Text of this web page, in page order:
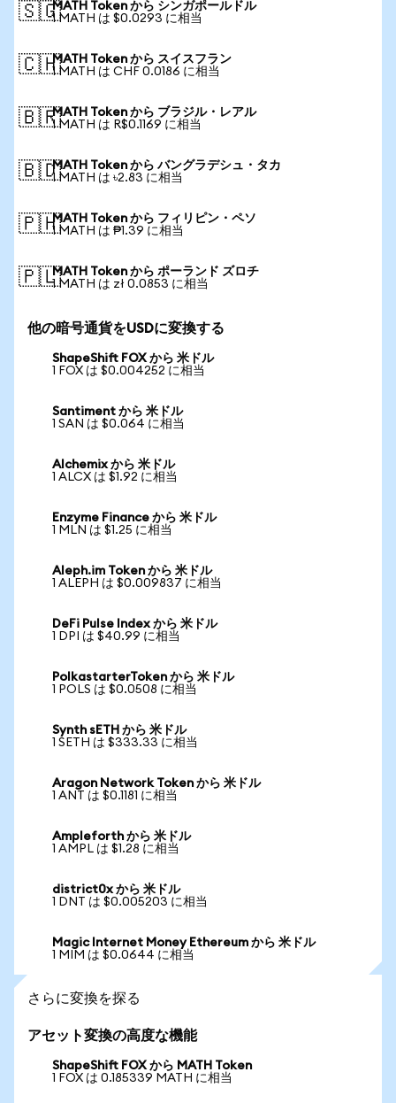
🇸🇬MATH Token から シンガポールドル
1 MATH は $0.0293 に相当
🇨🇭MATH Token から スイスフラン
1 MATH は CHF 0.0186 に相当
🇧🇷MATH Token から ブラジル・レアル
1 MATH は R$0.1169 に相当
🇧🇩MATH Token から バングラデシュ・タカ
1 MATH は ৳2.83 に相当
🇵🇭MATH Token から フィリピン・ペソ
1 MATH は ₱1.39 に相当
🇵🇱MATH Token から ポーランド ズロチ
1 MATH は zł 0.0853 に相当
他の暗号通貨をUSDに変換する
ShapeShift FOX から 米ドル
1 FOX は $0.004252 に相当
Santiment から 米ドル
1 SAN は $0.064 に相当
Alchemix から 米ドル
1 ALCX は $1.92 に相当
Enzyme Finance から 米ドル
1 MLN は $1.25 に相当
Aleph.im Token から 米ドル
1 ALEPH は $0.009837 に相当
DeFi Pulse Index から 米ドル
1 DPI は $40.99 に相当
PolkastarterToken から 米ドル
1 POLS は $0.0508 に相当
Synth sETH から 米ドル
1 SETH は $333.33 に相当
Aragon Network Token から 米ドル
1 ANT は $0.1181 に相当
Ampleforth から 米ドル
1 AMPL は $1.28 に相当
district0x から 米ドル
1 DNT は $0.005203 に相当
Magic Internet Money Ethereum から 米ドル
1 MIM は $0.0644 に相当
さらに変換を探る
アセット変換の高度な機能
ShapeShift FOX から MATH Token
1 FOX は 0.185339 MATH に相当